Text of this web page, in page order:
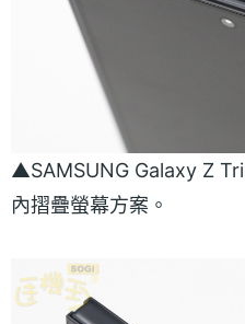
▲SAMSUNG Galaxy Z
內摺疊螢幕方案。